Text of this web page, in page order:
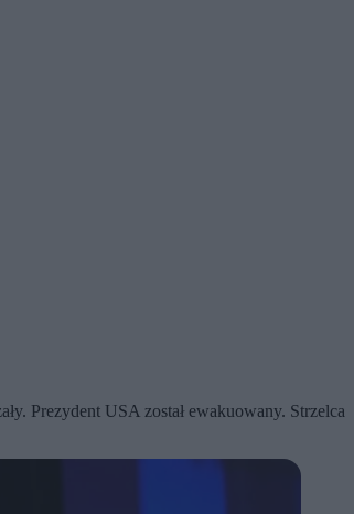
Prezydent USA został ewakuowany. Strzelca